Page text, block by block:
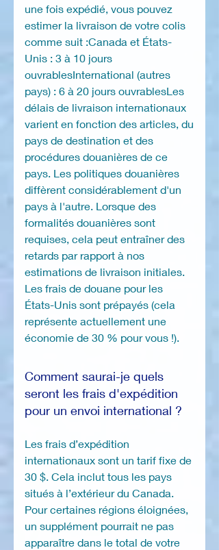
une fois expédié, vous pouvez
estimer la livraison de votre colis
comme suit :Canada et États-
Unis : 3 à 10 jours
ouvrablesInternational (autres
pays) : 6 à 20 jours ouvrablesLes
délais de livraison internationaux
varient en fonction des articles, du
pays de destination et des
procédures douanières de ce
pays. Les politiques douanières
diffèrent considérablement d'un
pays à l'autre. Lorsque des
formalités douanières sont
requises, cela peut entraîner des
retards par rapport à nos
estimations de livraison initiales.
Les frais de douane pour les
États-Unis sont prépayés (cela
représente actuellement une
économie de 30 % pour vous !).
Comment saurai-je quels
seront les frais d'expédition
pour un envoi international ?
Les frais d’expédition
internationaux sont un tarif fixe de
30 $. Cela inclut tous les pays
situés à l’extérieur du Canada.
Pour certaines régions éloignées,
un supplément pourrait ne pas
apparaître dans le total de votre